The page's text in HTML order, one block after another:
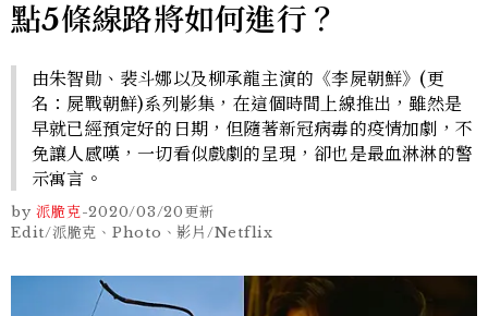
點5條線路將如何進行？
由朱智勛、裴斗娜以及柳承龍主演的《李屍朝鮮》(更
名：屍戰朝鮮)系列影集，在這個時間上線推出，雖然是
早就已經預定好的日期，但隨著新冠病毒的疫情加劇，不
免讓人感嘆，一切看似戲劇的呈現，卻也是最血淋淋的警
示寓言。
by 派脆克-2020/03/20更新
Edit/派脆克、Photo、影片/Netflix